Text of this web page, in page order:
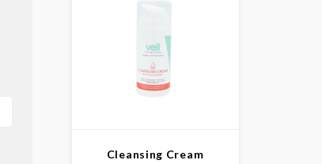
Cleansing Cream